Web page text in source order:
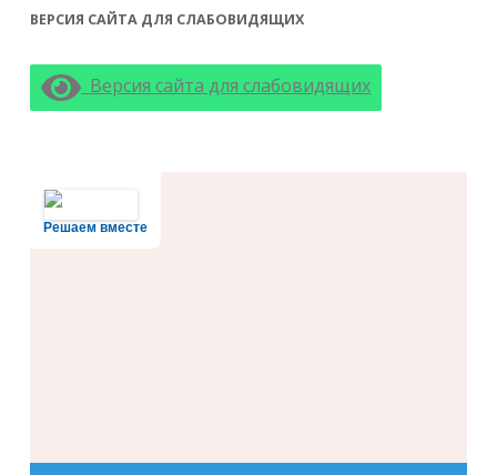
ВЕРСИЯ САЙТА ДЛЯ СЛАБОВИДЯЩИХ
Версия сайта для слабовидящих
Решаем вместе